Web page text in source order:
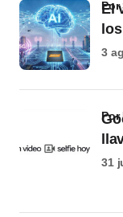
El
3
31